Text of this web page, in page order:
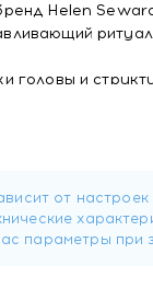
Helen
головы и
вуаль,
надежный
вызывает